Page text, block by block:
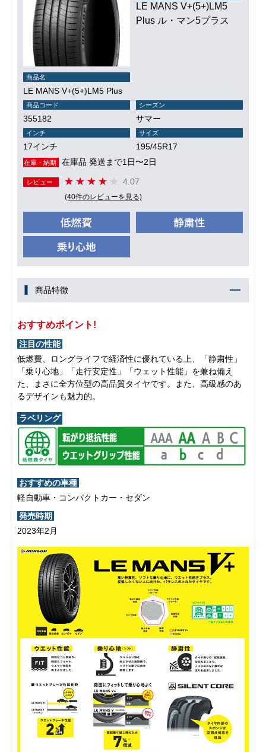
LE MANS V+(5+)LM5
Plus ル・マン5プラス
商品名
LE MANS V+(5+)LM5 Plus
商品コード
355182
シーズン
サマー
インチ
17インチ
サイズ
195/45R17
在庫・納期 在庫品 発送まで1日〜2日
レビュー 4.07
(40件のレビューを見る)
商品特徴
おすすめポイント!
注目の性能
低燃費、ロングライフで経済性に優れている上、「静粛性」
「乗り心地」「走行安定性」「ウェット性能」を兼ね備え
た、まさに全方位型の高品質タイヤです。また、高級感のあ
るデザインも魅力的。
ラベリング
おすすめの車種
軽自動車・コンパクトカー・セダン
発売時期
2023年2月